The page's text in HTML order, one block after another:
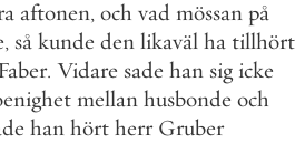
aftonen, och vad mössan på
, så kunde den likaväl ha tillhört
. Vidare sade han sig icke
mellan husbonde och
han hört herr Gruber